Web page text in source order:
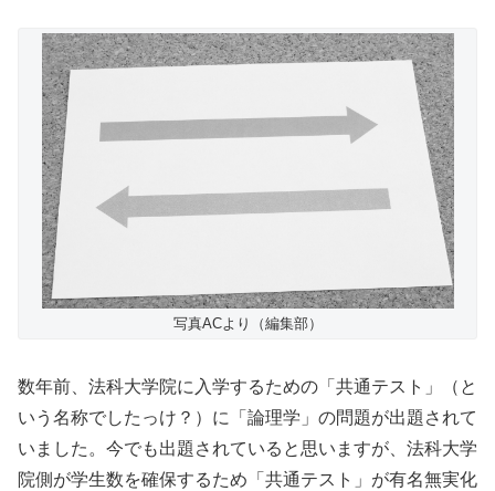
写真ACより（編集部）
数年前、法科大学院に入学するための「共通テスト」（と
いう名称でしたっけ？）に「論理学」の問題が出題されて
いました。今でも出題されていると思いますが、法科大学
院側が学生数を確保するため「共通テスト」が有名無実化